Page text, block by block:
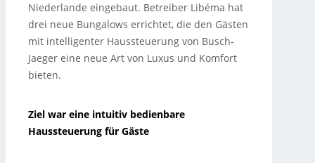
Niederlande eingebaut. Betreiber Libéma hat
drei neue Bungalows errichtet, die den Gästen
mit intelligenter Haussteuerung von Busch-
Jaeger eine neue Art von Luxus und Komfort
bieten.
Ziel war eine intuitiv bedienbare
Haussteuerung für Gäste